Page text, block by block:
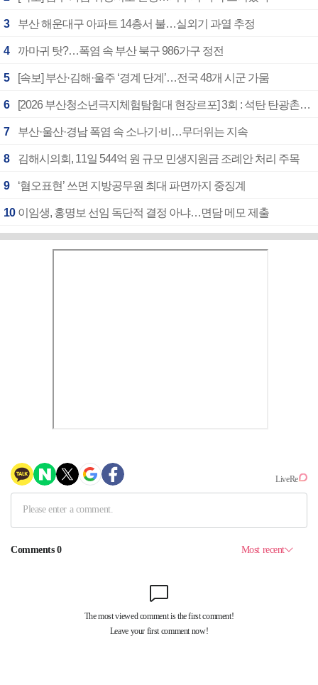
3 부산 해운대구 아파트 14층서 불…실외기 과열 추정
4 까마귀 탓?…폭염 속 부산 북구 986가구 정전
5 [속보] 부산·김해·울주 ‘경계 단계’…전국 48개 시군 가뭄
6 [2026 부산청소년극지체험탐험대 현장르포] 3회 : 석탄 탄광촌에서 북극 연구의 중심지로
7 부산·울산·경남 폭염 속 소나기·비…무더위는 지속
8 김해시의회, 11일 544억 원 규모 민생지원금 조례안 처리 주목
9 ‘혐오표현’ 쓰면 지방공무원 최대 파면까지 중징계
10 이임생, 홍명보 선임 독단적 결정 아냐…면담 메모 제출